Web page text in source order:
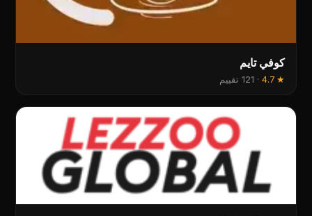
كوفي تايم
★
4.7
· 121 تقييم